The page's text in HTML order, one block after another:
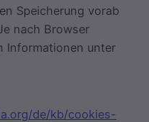
Speicherung vorab
nach Browser
Informationen unter
de/kb/cookies-